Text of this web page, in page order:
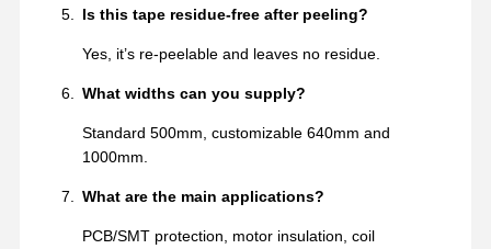
Is this tape residue-free after peeling?
Yes, it’s re-peelable and leaves no residue.
What widths can you supply?
Standard 500mm, customizable 640mm and
1000mm.
What are the main applications?
PCB/SMT protection, motor insulation, coil